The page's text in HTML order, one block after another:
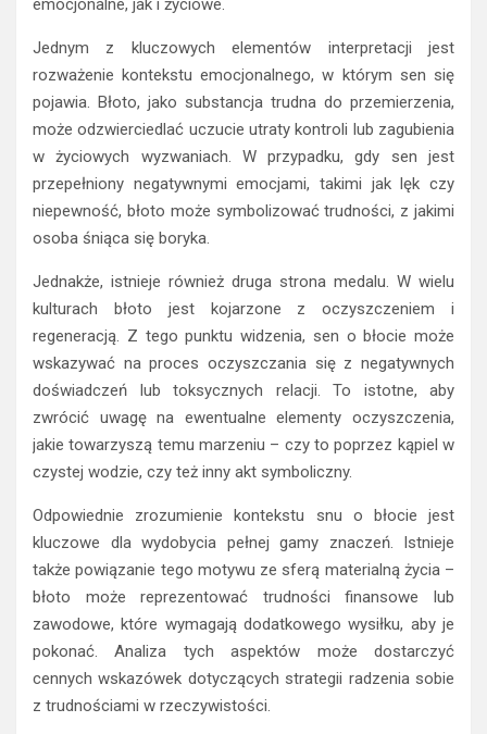
emocjonalne, jak i życiowe.
Jednym z kluczowych elementów interpretacji jest
rozważenie kontekstu emocjonalnego, w którym sen się
pojawia. Błoto, jako substancja trudna do przemierzenia,
może odzwierciedlać uczucie utraty kontroli lub zagubienia
w życiowych wyzwaniach. W przypadku, gdy sen jest
przepełniony negatywnymi emocjami, takimi jak lęk czy
niepewność, błoto może symbolizować trudności, z jakimi
osoba śniąca się boryka.
Jednakże, istnieje również druga strona medalu. W wielu
kulturach błoto jest kojarzone z oczyszczeniem i
regeneracją. Z tego punktu widzenia, sen o błocie może
wskazywać na proces oczyszczania się z negatywnych
doświadczeń lub toksycznych relacji. To istotne, aby
zwrócić uwagę na ewentualne elementy oczyszczenia,
jakie towarzyszą temu marzeniu – czy to poprzez kąpiel w
czystej wodzie, czy też inny akt symboliczny.
Odpowiednie zrozumienie kontekstu snu o błocie jest
kluczowe dla wydobycia pełnej gamy znaczeń. Istnieje
także powiązanie tego motywu ze sferą materialną życia –
błoto może reprezentować trudności finansowe lub
zawodowe, które wymagają dodatkowego wysiłku, aby je
pokonać. Analiza tych aspektów może dostarczyć
cennych wskazówek dotyczących strategii radzenia sobie
z trudnościami w rzeczywistości.